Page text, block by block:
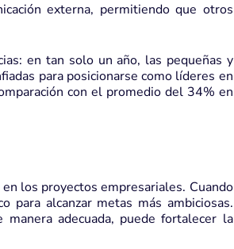
externa, permitiendo que otros
en tan solo un año, las pequeñas y
para posicionarse como líderes en
con el promedio del 34% en
los proyectos empresariales. Cuando
para alcanzar metas más ambiciosas.
adecuada, puede fortalecer la